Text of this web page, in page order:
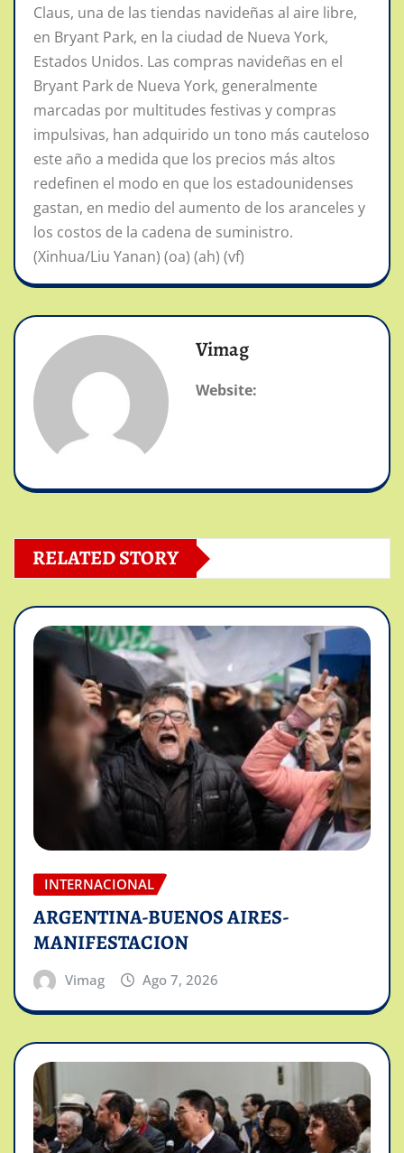
Claus, una de las tiendas navideñas al aire libre,
en Bryant Park, en la ciudad de Nueva York,
Estados Unidos. Las compras navideñas en el
Bryant Park de Nueva York, generalmente
marcadas por multitudes festivas y compras
impulsivas, han adquirido un tono más cauteloso
este año a medida que los precios más altos
redefinen el modo en que los estadounidenses
gastan, en medio del aumento de los aranceles y
los costos de la cadena de suministro.
(Xinhua/Liu Yanan) (oa) (ah) (vf)
Vimag
Website:
RELATED STORY
INTERNACIONAL
ARGENTINA-BUENOS AIRES-
MANIFESTACION
Vimag Ago 7, 2026